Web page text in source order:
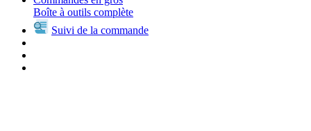
Boîte à outils complète
Suivi de la commande